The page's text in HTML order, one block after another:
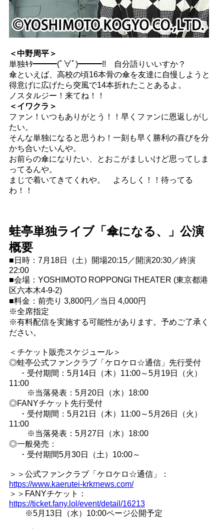
＜中野周平＞
単独ｷﾀ━━━(ﾟ∀ﾟ)━━━!! 自分語りいいすか？
傘といえば、高校の頃16本骨の傘を友達に自慢しようと
得意げに広げたら突風で14本折れたことあるよ。
ノスタルジー！来てね！！
＜イワクラ＞
ファン！いつもありがとう！！早くファンに恩返しがし
たい。
そんな単独になると思うわ！一刻も早く勝利の喜びを分
かち合いたいんや。
お前らの傘になりたい、とおこがましいけど思ってしま
ってるんや。
まじで着いてきてくれや。 よろしく！！待ってる
わ！！
蛙亭単独ライブ「傘になる、」公演
概要
■日時：7月18日（土）開場20:15／開演20:30／終演
22:00
■会場：YOSHIMOTO ROPPONGI THEATER (東京都港
区六本木4-9-2)
■料金：前売り 3,800円／当日 4,000円
※全席指定
※有料配信を実施する可能性があります。予めご了承く
ださい。
＜チケット販売スケジュール＞
◎蛙亭公式ファンクラブ「ケロケロ☆通信」先行受付
・受付期間：5月14日（木）11:00～5月19日（火）
11:00
※当落発表：5月20日（水）18:00
◎FANYチケット先行受付
・受付期間：5月21日（木）11:00～5月26日（火）
11:00
※当落発表：5月27日（水）18:00
◎一般発売：
・受付期間5月30日（土）10:00～
＞＞公式ファンクラブ「ケロケロ☆通信」：
https://www.kaerutei-krkrnews.com/
＞＞FANYチケット：
https://ticket.fany.lol/event/detail/16213
※5月13日（水）10:00ページ公開予定